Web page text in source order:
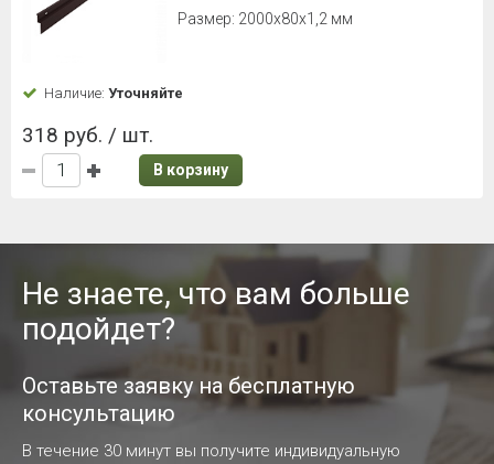
Размер: 2000х80х1,2 мм
Наличие: Уточняйте
318 руб. / шт.
В корзину
Не знаете, что вам больше
подойдет?
Оставьте заявку на бесплатную
консультацию
В течение 30 минут вы получите индивидуальную